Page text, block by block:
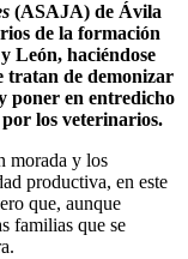
(ASAJA) de Ávila
de la formación
León, haciéndose
tratan de demonizar
poner en entredicho
los veterinarios.
morada y los
productiva, en este
que, aunque
familias que se